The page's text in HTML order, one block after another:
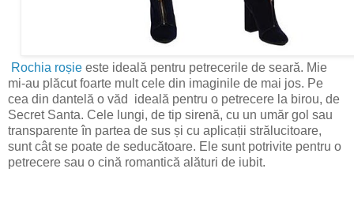
Rochia roșie este ideală pentru petrecerile de seară. Mie
mi-au plăcut foarte mult cele din imaginile de mai jos. Pe
cea din dantelă o văd ideală pentru o petrecere la birou, de
Secret Santa. Cele lungi, de tip sirenă, cu un umăr gol sau
transparente în partea de sus și cu aplicații strălucitoare,
sunt cât se poate de seducătoare. Ele sunt potrivite pentru o
petrecere sau o cină romantică alături de iubit.